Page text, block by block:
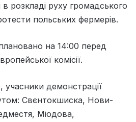
розкладі руху громадського
польських фермерів.
на 14:00 перед
комісії.
учасники демонстрації
Свєнтокшиска, Нови-
Міодова,